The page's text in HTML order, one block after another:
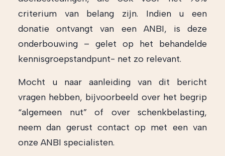
criterium van belang zijn. Indien u een
donatie ontvangt van een ANBI, is deze
onderbouwing – gelet op het behandelde
kennisgroepstandpunt- net zo relevant.
Mocht u naar aanleiding van dit bericht
vragen hebben, bijvoorbeeld over het begrip
“algemeen nut” of over schenkbelasting,
neem dan gerust contact op met een van
onze ANBI specialisten.